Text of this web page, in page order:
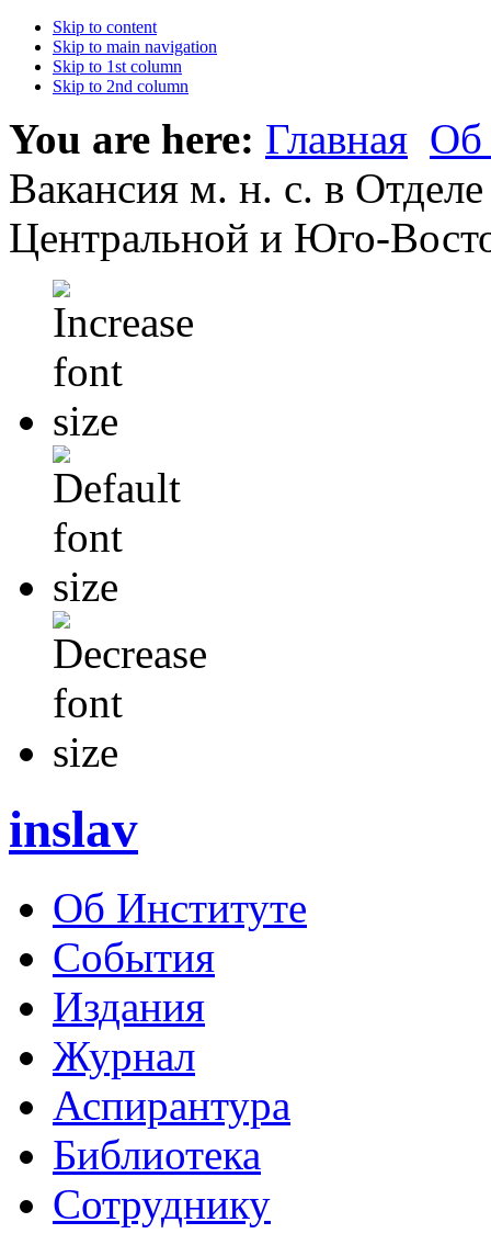
Skip to content
Skip to main navigation
Skip to 1st column
Skip to 2nd column
You are here: Главная Об
Вакансия м. н. с. в
Центральной и Юго-
inslav
Об Институте
События
Издания
Журнал
Аспирантура
Библиотека
Сотруднику